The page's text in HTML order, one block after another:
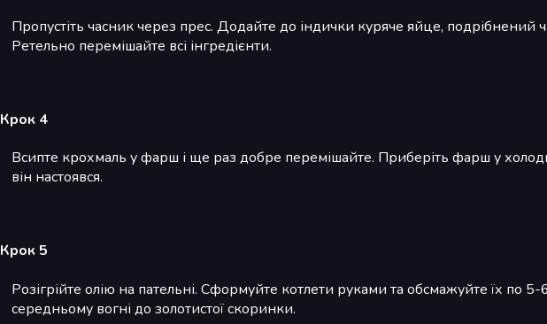
Пропустіть часник через прес. Додайте до індички куряче яйце, подрібнений
Ретельно перемішайте всі інгредієнти.
Крок 4
Всипте крохмаль у фарш і ще раз добре перемішайте. Приберіть фарш у
він настоявся.
Крок 5
Розігрійте олію на пательні. Сформуйте котлети руками та обсмажуйте їх по
середньому вогні до золотистої скоринки.